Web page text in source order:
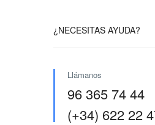
¿NECESITAS AYUDA?
Llámanos
96 365 74 44
(+34) 622 22